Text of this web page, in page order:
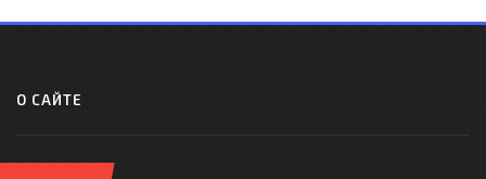
О САЙТЕ